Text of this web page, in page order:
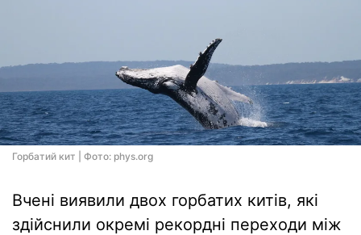
Горбатий кит | Фото: phys.org
Вчені виявили двох горбатих китів, які
здійснили окремі рекордні переходи між